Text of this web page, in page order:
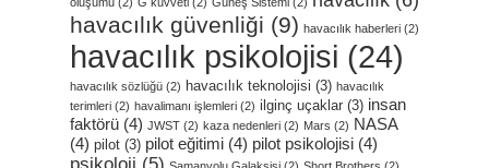
havacılık güvenliği (9) havacılık haberleri (2)
havacılık psikolojisi (24)
havacılık sözlüğü (2) havacılık teknolojisi (3) havacılık
terimleri (2) havalimanı işlemleri (2) ilginç uçaklar (3) insan
faktörü (4) JWST (2) kaza nedenleri (2) Mars (2) NASA
(4) pilot (3) pilot eğitimi (4) pilot psikolojisi (4)
psikoloji (5)